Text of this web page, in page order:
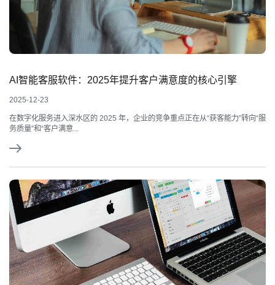
AI智能客服软件：2025年提升客户满意度的核心引擎
2025-12-23
在数字化服务进入深水区的 2025 年，企业的竞争重点正在从“获客能力”转向“服
务质量”和“客户满意...